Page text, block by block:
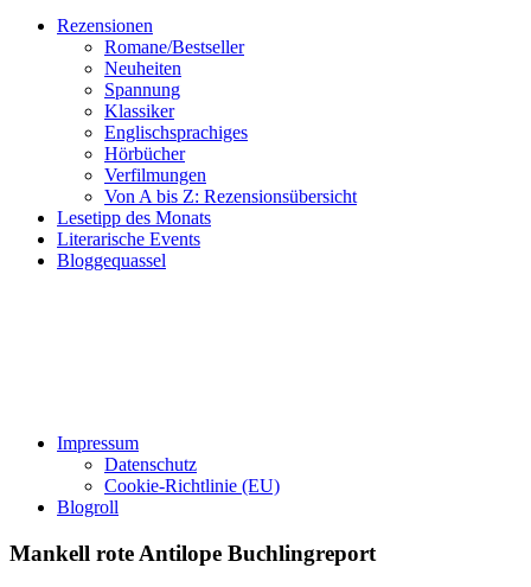
Rezensionen
Romane/Bestseller
Neuheiten
Spannung
Klassiker
Englischsprachiges
Hörbücher
Verfilmungen
Von A bis Z: Rezensionsübersicht
Lesetipp des Monats
Literarische Events
Bloggequassel
Impressum
Datenschutz
Cookie-Richtlinie (EU)
Blogroll
Mankell rote Antilope Buchlingreport